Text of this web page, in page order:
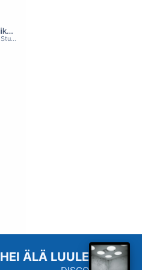
Pirkanmaan urheiluviikonloppu
Tänään klo 10:00 - 11:00 - Studiossa: Oiva Paakkari
HEI ÄLÄ LUULE